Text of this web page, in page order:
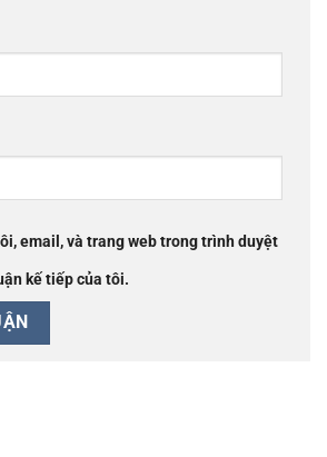
email, và trang web trong trình duyệt
kế tiếp của tôi.